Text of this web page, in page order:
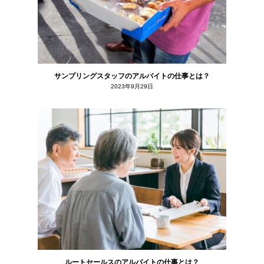
サンプリングスタッフのアルバイトの仕事とは？
2023年9月29日
ルートセールスのアルバイトの仕事とは？